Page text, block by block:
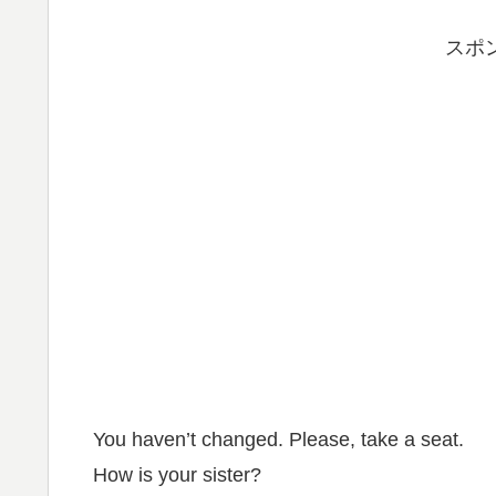
スポ
You haven’t changed. Please, take a seat.
How is your sister?